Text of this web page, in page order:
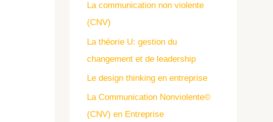
La communication non violente
(CNV)
La théorie U: gestion du
changement et de leadership
Le design thinking en entreprise
La Communication Nonviolente©
(CNV) en Entreprise